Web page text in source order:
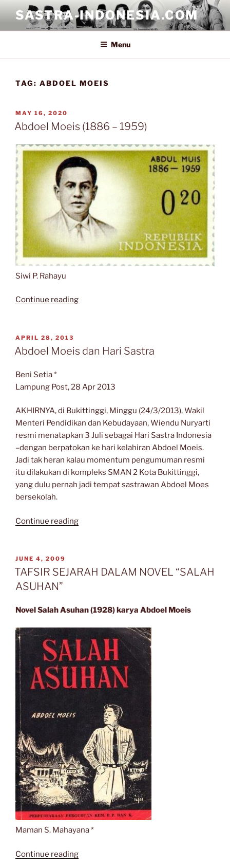
content
SASTRA-INDONESIA.COM
Menu
TAG: ABDOEL MOEIS
POSTED
ON
MAY 16, 2020
Abdoel Moeis (1886 – 1959)
Siwi P. Rahayu
Continue reading“Abdoel
1959)”
POSTED
ON
APRIL 28, 2013
Abdoel Moeis dan Hari Sastra
Beni Setia *
Lampung Post, 28 Apr 2013
AKHIRNYA, di Bukittinggi, Minggu (24/3/2013), Wakil
Menteri Pendidikan dan Kebudayaan, Wiendu Nuryarti
resmi menatapkan 3 Juli sebagai Hari Sastra Indonesia
–dengan berpatokan ke hari kelahiran Abdoel Moeis.
Jadi tak heran kalau momentum pengumuman resmi
itu dilakukan di kompleks SMAN 2 Kota Bukittinggi,
yang dulu pernah jadi tempat sastrawan Abdoel Moes
bersekolah.
Continue reading“Abdoel
Sastra”
POSTED
ON
JUNE 4, 2009
TAFSIR SEJARAH DALAM NOVEL “SALAH
ASUHAN”
Novel Salah Asuhan (1928) karya Abdoel Moeis
Maman S. Mahayana *
Continue reading“TAFSIR